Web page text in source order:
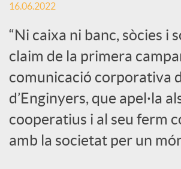
c
o
n
t
16.06.2022
“Ni caixa ni banc, sòcies i
claim de la primera
comunicació corporativa
d’Enginyers, que apel·la
cooperatius i al seu ferm
amb la societat per un